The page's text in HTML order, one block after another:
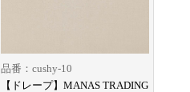
品番：cushy-10
【ドレープ】MANAS TRADING